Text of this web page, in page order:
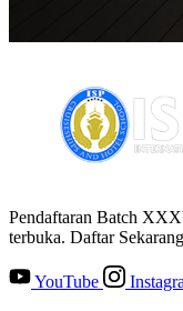
Pendaftaran Batch
terbuka. Daftar
YouTube